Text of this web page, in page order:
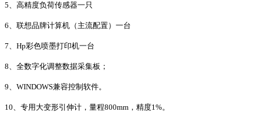
5、高精度负荷传感器一只
6、联想品牌计算机（主流配置）一台
7、Hp彩色喷墨打印机一台
8、全数字化调整数据采集板；
9、WINDOWS兼容控制软件。
10、专用大变形引伸计，量程800mm，精度1%。